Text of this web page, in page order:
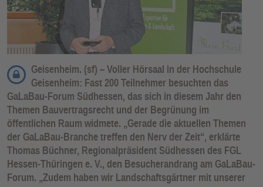
Geisenheim. (sf) – Voller Hörsaal in der Hochschule
Geisenheim: Fast 200 Teilnehmer besuchten das
GaLaBau-Forum Südhessen, das sich in diesem Jahr den
Themen Bauvertragsrecht und der Begrünung im
öffentlichen Raum widmete. „Gerade die aktuellen Themen
der GaLaBau-Branche treffen den Nerv der Zeit“, erklärte
Thomas Büchner, Regionalpräsident Südhessen des FGL
Hessen-Thüringen e. V., den Besucherandrang am GaLaBau-
Forum. „Zudem haben wir Landschaftsgärtner mit unserer